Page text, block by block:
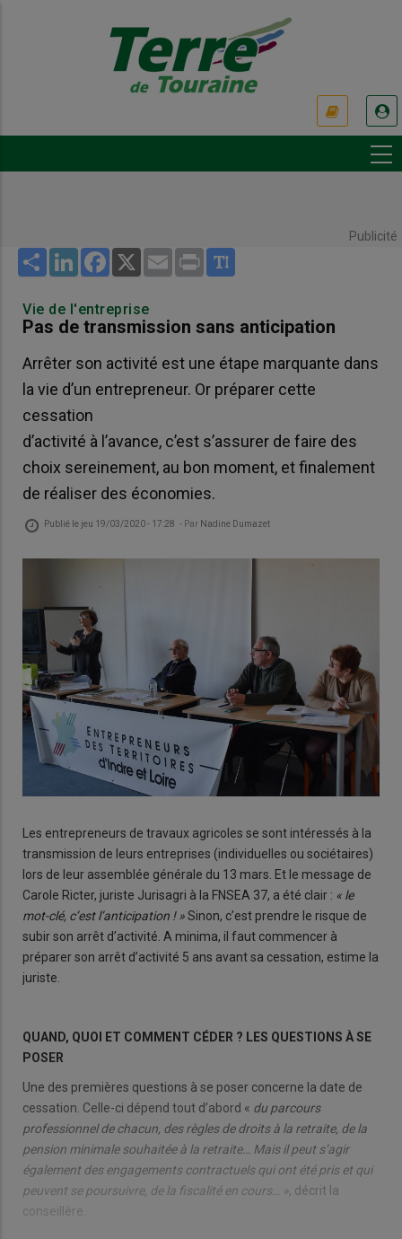
Publicité
Share LinkedInFacebook
X Email Print
Vie de l'entreprise
Pas de transmission sans anticipation
Arrêter son activité est une étape marquante dans
la vie d’un entrepreneur. Or préparer cette
cessation
d’activité à l’avance, c’est s’assurer de faire des
choix sereinement, au bon moment, et finalement
de réaliser des économies.
Publié le jeu 19/03/2020 - 17:28 - Par Nadine Dumazet
Les entrepreneurs de travaux agricoles se sont intéressés à la
transmission de leurs entreprises (individuelles ou sociétaires)
lors de leur assemblée générale du 13 mars. Et le message de
Carole Ricter, juriste Jurisagri à la FNSEA 37, a été clair : « le
mot-clé, c’est l’anticipation ! »Sinon, c’est prendre le risque de
subir son arrêt d’activité. A minima, il faut commencer à
préparer son arrêt d’activité 5 ans avant sa cessation, estime la
juriste.
QUAND, QUOI ET COMMENT CÉDER ? LES QUESTIONS À SE
POSER
Une des premières questions à se poser concerne la date de
cessation. Celle-ci dépend tout d’abord « du parcours
professionnel de chacun, des règles de droits à la retraite, de la
pension minimale souhaitée à la retraite… Mais il peut s’agir
également des engagements contractuels qui ont été pris et qui
peuvent se poursuivre, de la fiscalité en cours… », décrit la
conseillère.